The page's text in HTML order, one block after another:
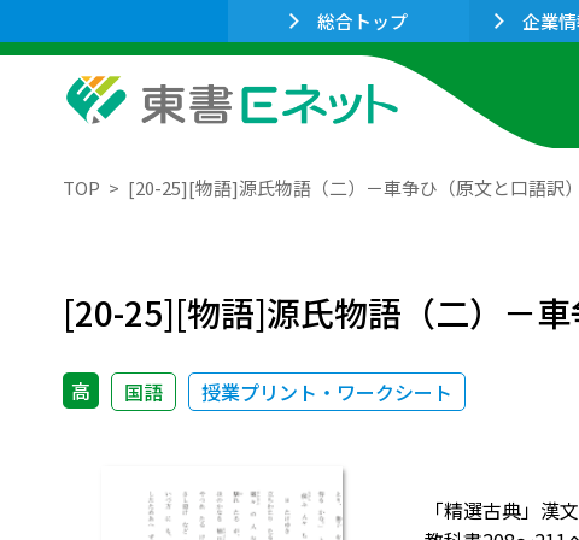
総合トップ 企業
TOP [20-25][物語]源氏物語（二）－車争ひ（原文と口語訳）
[20-25][物語]源氏物語（二）－車
高 国語 授業プリント・ワークシート
「精選古典」漢